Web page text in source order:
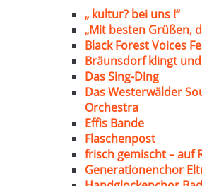
„ kultur? bei uns !“
„Mit besten Grüßen,
Black Forest Voices
Bräunsdorf klingt
Das Sing-Ding
Das Westerwälder
Orchestra
Effis Bande
Flaschenpost
frisch gemischt – auf
Generationenchor